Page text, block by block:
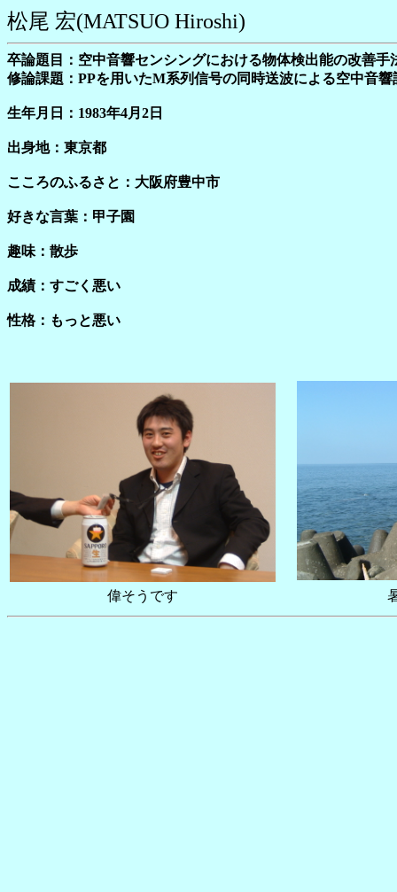
松尾 宏(MATSUO Hiroshi)
卒論題目：空中音響センシングにおける物体検出能の改善手
修論課題：PPを用いたM系列信号の同時送波による空中音響
生年月日：1983年4月2日
出身地：東京都
こころのふるさと：大阪府豊中市
好きな言葉：甲子園
趣味：散歩
成績：すごく悪い
性格：もっと悪い
偉そうです